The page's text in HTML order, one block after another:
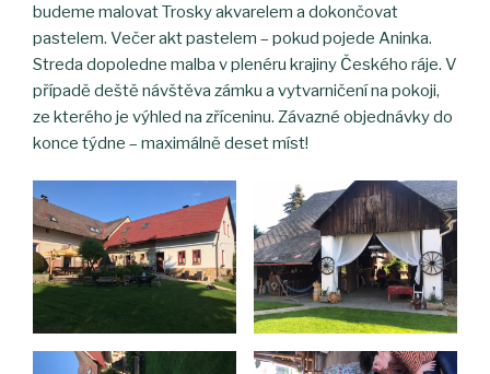
budeme malovat Trosky akvarelem a dokončovat
pastelem. Večer akt pastelem – pokud pojede Aninka.
Streda dopoledne malba v plenéru krajiny Českého ráje. V
případě deště návštěva zámku a vytvarničení na pokoji,
ze kterého je výhled na zříceninu. Závazné objednávky do
konce týdne – maximálně deset míst!